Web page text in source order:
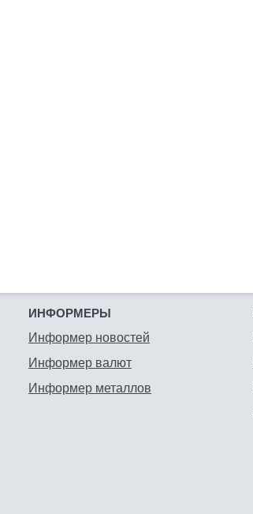
ИНФОРМЕРЫ
Информер новостей
Информер валют
Информер металлов